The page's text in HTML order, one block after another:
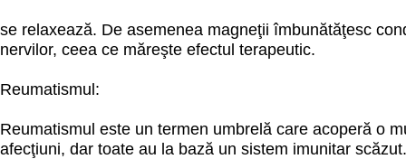
se relaxează. De asemenea magneţii îmbunătăţesc
nervilor, ceea ce măreşte efectul terapeutic.
Reumatismul:
Reumatismul este un termen umbrelă care acoperă o
afecţiuni, dar toate au la bază un sistem imunitar